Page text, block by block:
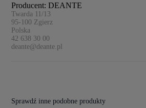
Producent: DEANTE
Twarda 11/13
95-100 Zgierz
Polska
42 638 30 00
deante@deante.pl
Sprawdź inne podobne produkty